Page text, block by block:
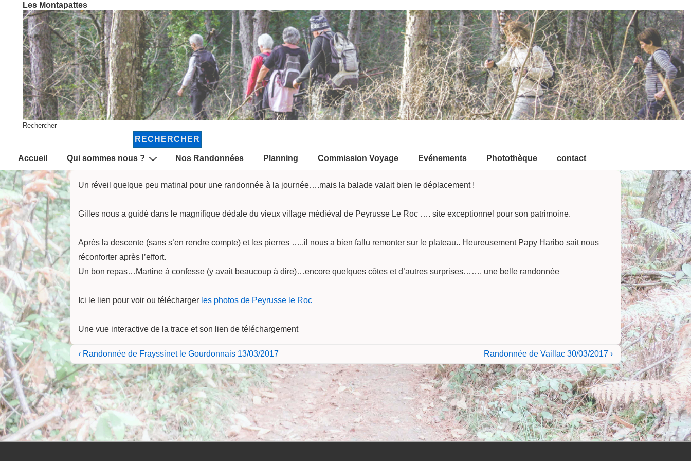
passer
contenu
principal
Les Montapattes
Rechercher
RECHERCHER
Main
Navigation
Accueil Qui sommes nous ? Nos Randonnées Planning Commission Voyage Evénements Photothèque contact
Un réveil quelque peu matinal pour une randonnée à la journée….mais la balade valait bien le déplacement !
Gilles nous a guidé dans le magnifique dédale du vieux village médiéval de Peyrusse Le Roc …. site exceptionnel pour son patrimoine.
Après la descente (sans s’en rendre compte) et les pierres …..il nous a bien fallu remonter sur le plateau.. Heureusement Papy Haribo sait nous
réconforter après l’effort.
Un bon repas…Martine à confesse (y avait beaucoup à dire)…encore quelques côtes et d’autres surprises……. une belle randonnée
Ici le lien pour voir ou télécharger les photos de Peyrusse le Roc
Une vue interactive de la trace et son lien de téléchargement
Navigation
de
l’article
Previous
Post
is
‹ Randonnée de Frayssinet le Gourdonnais 13/03/2017
Next
Post
is
Randonnée de Vaillac 30/03/2017 ›